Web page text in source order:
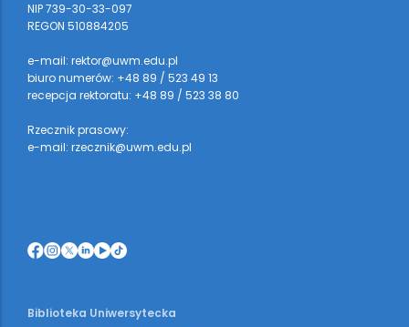
NIP 739-30-33-097
REGON 510884205
e-mail: rektor@uwm.edu.pl
biuro numerów: +48 89 / 523 49 13
recepcja rektoratu: +48 89 / 523 38 80
Rzecznik prasowy:
e-mail: rzecznik@uwm.edu.pl
Biblioteka Uniwersytecka